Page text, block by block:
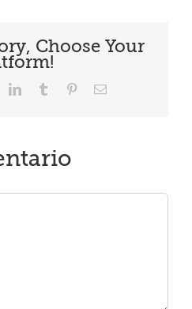
Choose Your
LinkedInTumblr PinterestCorreo